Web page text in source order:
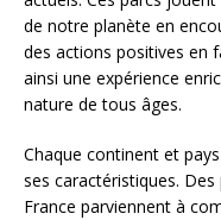
de notre planète en
des actions positives en
ainsi une expérience
nature de tous âges.
Chaque continent et
ses caractéristiques.
France parviennent à